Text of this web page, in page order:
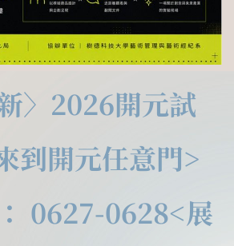
〉2026開元試
到開元任意門>
0627-0628<展